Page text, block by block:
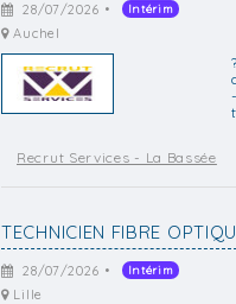
28/07/2026 • Intérim
Auchel
Recrut Services - La Bassée
TECHNICIEN FIBRE
28/07/2026 • Intérim
Lille